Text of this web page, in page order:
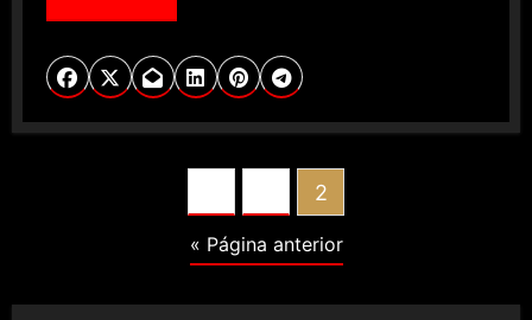
PAGINATION
2
« Página anterior